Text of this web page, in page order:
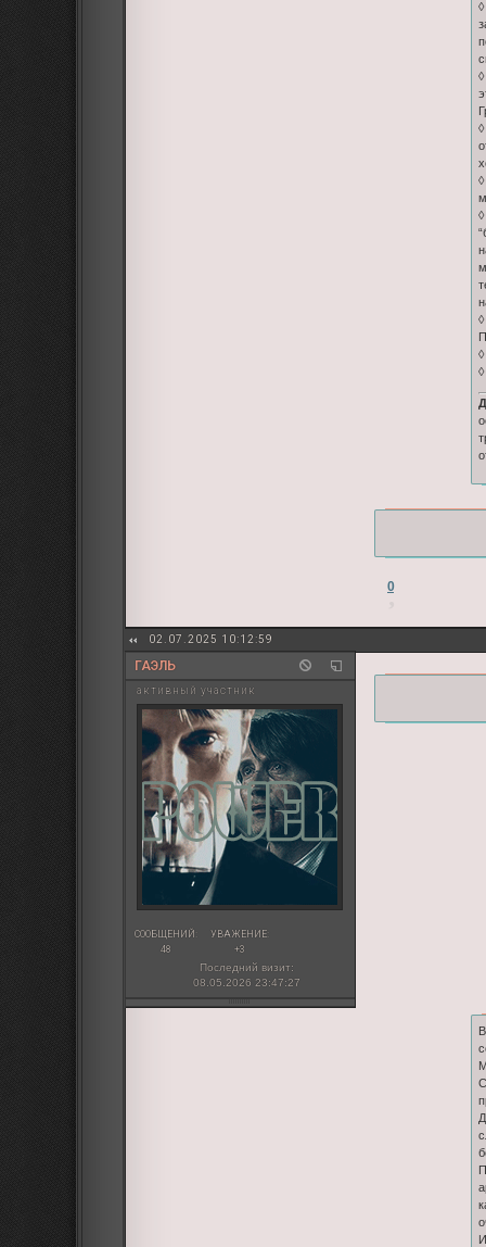
0
02.07.2025 10:12:59
ГАЭЛЬ
активный участник
СООБЩЕНИЙ:
48
УВАЖЕНИЕ:
+3
Последний визит:
08.05.2026 23:47:27